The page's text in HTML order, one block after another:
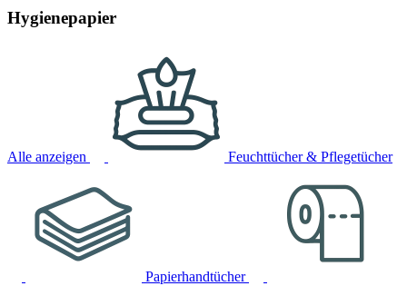
Hygienepapier
Alle anzeigen Feuchttücher & Pflegetücher
Papierhandtücher